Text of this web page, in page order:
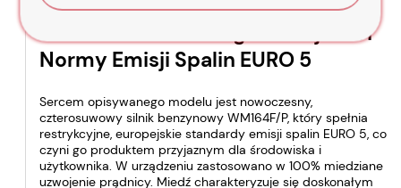
Trwałość Miedzianego Uzwojenia i
Normy Emisji Spalin EURO 5
Sercem opisywanego modelu jest nowoczesny,
czterosuwowy silnik benzynowy WM164F/P, który spełnia
restrykcyjne, europejskie standardy emisji spalin EURO 5, co
czyni go produktem przyjaznym dla środowiska i
użytkownika. W urządzeniu zastosowano w 100% miedziane
uzwojenie prądnicy. Miedź charakteryzuje się doskonałym